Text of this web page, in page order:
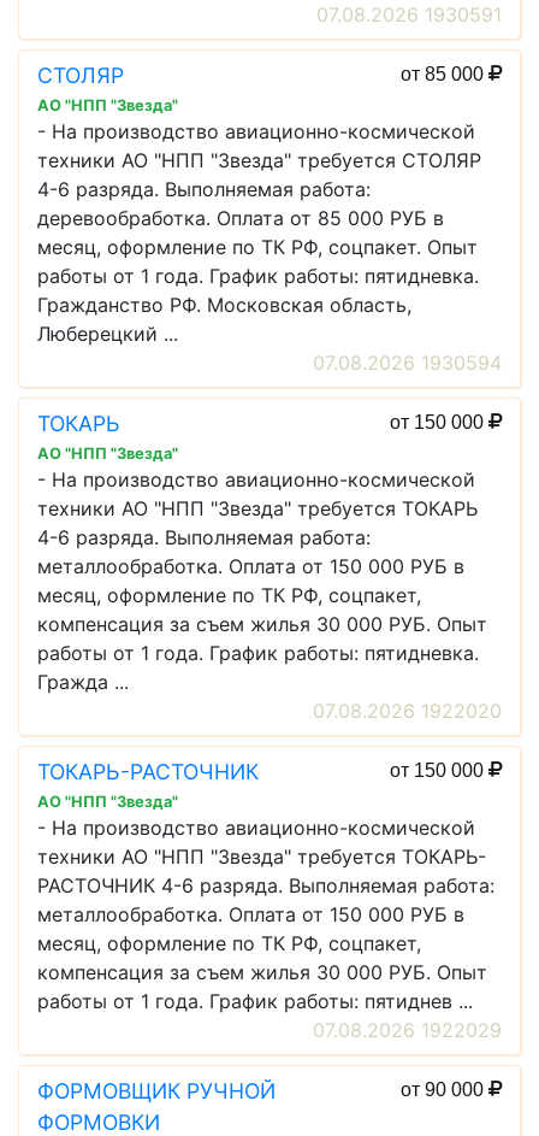
07.08.2026 1930591
СТОЛЯР от 85 000
АО "НПП "Звезда"
- На производство авиационно-космической
техники АО "НПП "Звезда" требуется СТОЛЯР
4-6 разряда. Выполняемая работа:
деревообработка. Оплата от 85 000 РУБ в
месяц, оформление по ТК РФ, соцпакет. Опыт
работы от 1 года. График работы: пятидневка.
Гражданство РФ. Московская область,
Люберецкий ...
07.08.2026 1930594
ТОКАРЬ от 150 000
АО "НПП "Звезда"
- На производство авиационно-космической
техники АО "НПП "Звезда" требуется ТОКАРЬ
4-6 разряда. Выполняемая работа:
металлообработка. Оплата от 150 000 РУБ в
месяц, оформление по ТК РФ, соцпакет,
компенсация за съем жилья 30 000 РУБ. Опыт
работы от 1 года. График работы: пятидневка.
Гражда ...
07.08.2026 1922020
ТОКАРЬ-РАСТОЧНИК от 150 000
АО "НПП "Звезда"
- На производство авиационно-космической
техники АО "НПП "Звезда" требуется ТОКАРЬ-
РАСТОЧНИК 4-6 разряда. Выполняемая работа:
металлообработка. Оплата от 150 000 РУБ в
месяц, оформление по ТК РФ, соцпакет,
компенсация за съем жилья 30 000 РУБ. Опыт
работы от 1 года. График работы: пятиднев ...
07.08.2026 1922029
ФОРМОВЩИК РУЧНОЙ
ФОРМОВКИ
от 90 000